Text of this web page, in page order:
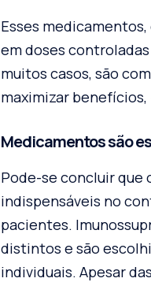
Esses
em doses
muitos casos, são
maximizar
Medicamentos são
Pode-se concluir que
indispensáveis no
pacientes.
distintos e são
individuais. Apesar